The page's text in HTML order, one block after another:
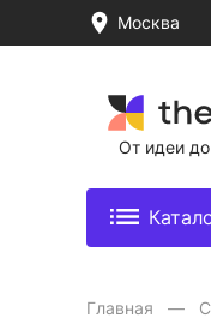
Москва
От идеи
Главная